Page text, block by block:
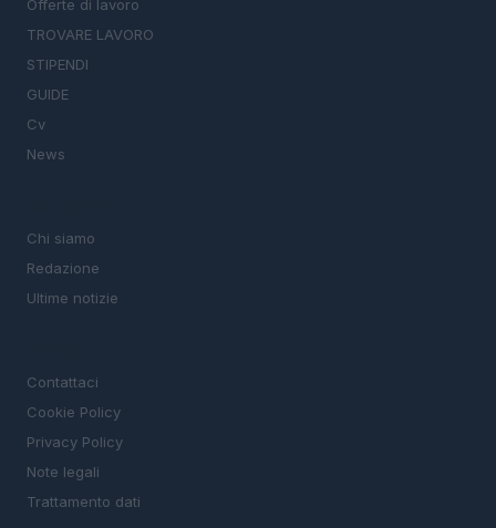
Offerte di lavoro
TROVARE LAVORO
STIPENDI
GUIDE
Cv
News
Chi siamo
Redazione
Ultime notizie
Contattaci
Cookie Policy
Privacy Policy
Note legali
Trattamento dati